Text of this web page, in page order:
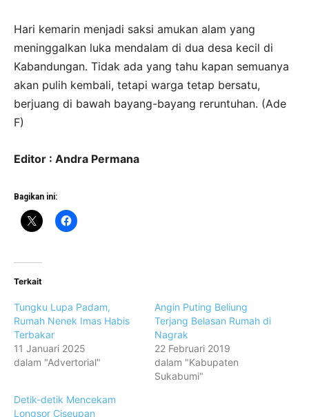
Hari kemarin menjadi saksi amukan alam yang
meninggalkan luka mendalam di dua desa kecil di
Kabandungan. Tidak ada yang tahu kapan semuanya
akan pulih kembali, tetapi warga tetap bersatu,
berjuang di bawah bayang-bayang reruntuhan. (Ade
F)
Editor : Andra Permana
Bagikan ini:
Terkait
Tungku Lupa Padam,
Rumah Nenek Imas Habis
Terbakar
11 Januari 2025
dalam "Advertorial"
Angin Puting Beliung
Terjang Belasan Rumah di
Nagrak
22 Februari 2019
dalam "Kabupaten
Sukabumi"
Detik-detik Mencekam
Longsor Ciseupan